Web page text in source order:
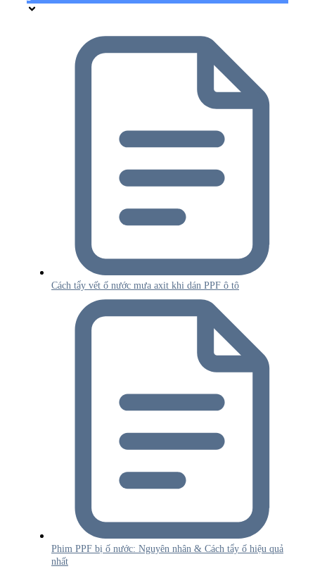
Cách tẩy vết ố nước mưa axit khi dán PPF ô tô
Phim PPF bị ố nước: Nguyên nhân & Cách tẩy ố hiệu quả
nhất